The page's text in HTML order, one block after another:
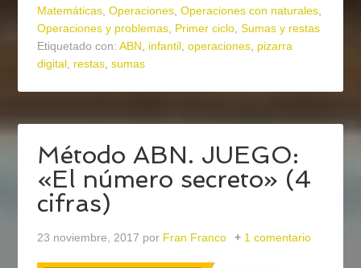
Matemáticas ,Operaciones ,Operaciones con naturales
Operaciones y problemas Primer ciclo ,Sumas y restas
Etiquetado con:ABN infantil ,operaciones pizarra
digital restas ,sumas
Método ABN. JUEGO:
«El número secreto» (4
cifras)
23 noviembre, 2017 por Fran Franco 1 comentario